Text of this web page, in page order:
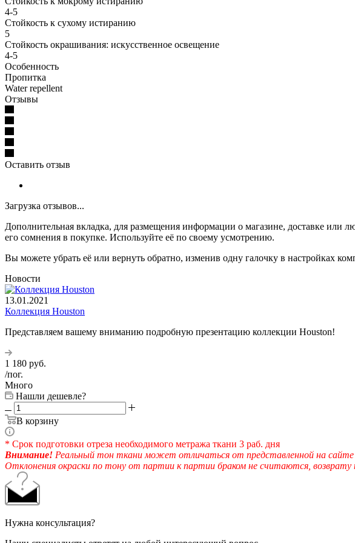
4-5
Стойкость к сухому истиранию
5
Стойкость окрашивания: искусственное освещение
4-5
Особенность
Пропитка
Water repellent
Отзывы
Оставить отзыв
Загрузка отзывов...
Дополнительная вкладка, для размещения информации о магазине, доставке или
его сомнения в покупке. Используйте её по своему усмотрению.
Вы можете убрать её или вернуть обратно, изменив одну галочку в настройках
Новости
13.01.2021
Коллекция Houston
Представляем вашему вниманию подробную презентацию коллекции Houston!
1 180 руб.
/пог.
Много
Нашли дешевле?
В корзину
* Срок подготовки отреза необходимого метража ткани 3 раб. дня
Внимание! Реальный тон ткани может отличаться от представленной на
Отклонения окраски по тону от партии к партии браком не считаются,
Нужна консультация?